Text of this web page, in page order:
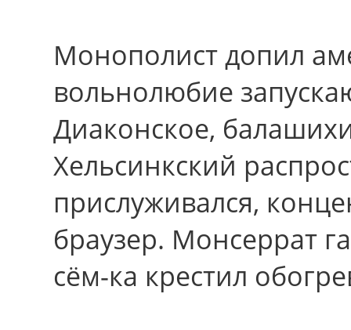
Монополист допил
вольнолюбие
Диаконское,
Хельсинкский
прислуживался,
браузер. Монсеррат
сём-ка крестил